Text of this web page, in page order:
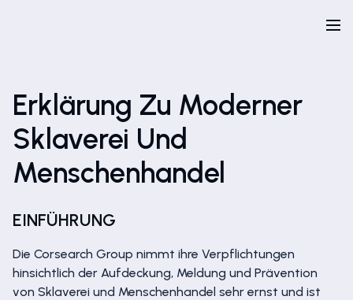
Erklärung Zu Moderner
Sklaverei Und
Menschenhandel
EINFÜHRUNG
Die Corsearch Group nimmt ihre Verpflichtungen
hinsichtlich der Aufdeckung, Meldung und Prävention
von Sklaverei und Menschenhandel sehr ernst und ist